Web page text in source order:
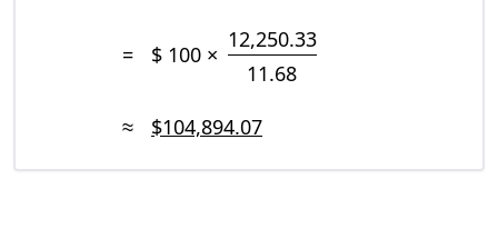
= $ 100 ×
12,250.33
11.68
≈
$104,894.07